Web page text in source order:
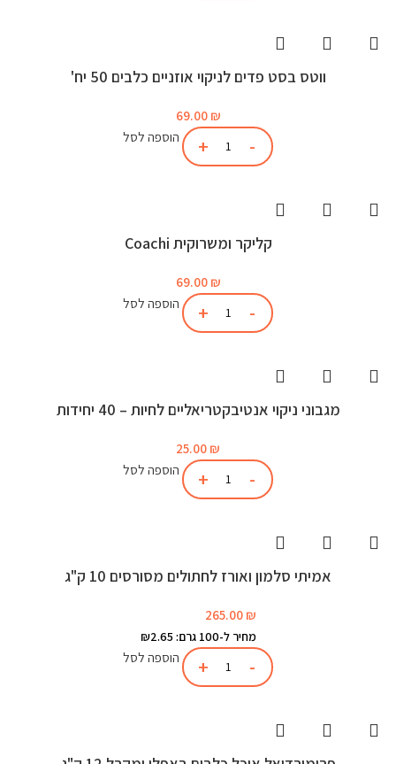
ווטס בסט פדים לניקוי אוזניים כלבים 50 יח'
69.00 ₪
הוספה לסל
קליקר ומשרוקית Coachi
69.00 ₪
הוספה לסל
מגבוני ניקוי אנטיבקטריאליים לחיות – 40 יחידות
25.00 ₪
הוספה לסל
אמיתי סלמון ואורז לחתולים מסורסים 10 ק"ג
265.00 ₪
מחיר ל-100 גרם: ₪2.65
הוספה לסל